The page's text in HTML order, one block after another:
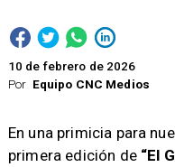
Por Equipo CNC Medios
10 de febrero de 2026
En una primicia para
primera edición de “El